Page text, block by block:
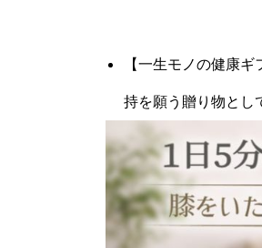
【一生モノの健康
持を願う贈り物とし